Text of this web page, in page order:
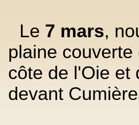
Le 7 mars,
plaine
côte de l'Oie et
devant